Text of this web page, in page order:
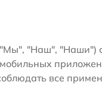
"Мы", "Наш", "Наши")
все